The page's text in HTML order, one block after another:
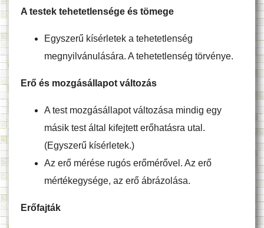
A testek tehetetlensége és tömege
Egyszerű kísérletek a tehetetlenség
megnyilvánulására. A tehetetlenség törvénye.
Erő és mozgásállapot változás
A test mozgásállapot változása mindig egy
másik test által kifejtett erőhatásra utal.
(Egyszerű kísérletek.)
Az erő mérése rugós erőmérővel. Az erő
mértékegysége, az erő ábrázolása.
Erőfajták